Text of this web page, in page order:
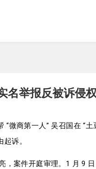
名举报反被诉侵
微商第一人” 吴召国在 “
诉。
案件开庭审理。1 月 9